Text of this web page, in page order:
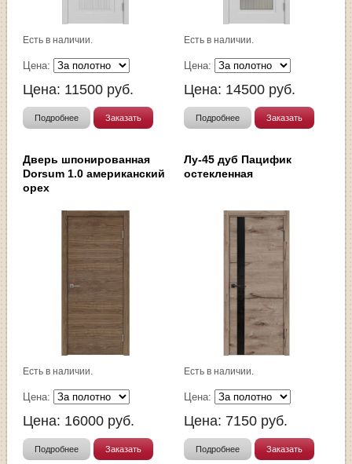
Есть в наличии.
Цена:
Цена: 11500 руб.
Подробнее Заказать
Есть в наличии.
Цена:
Цена: 14500 руб.
Подробнее Заказать
Дверь шпонированная
Dorsum 1.0 американский
орех
Есть в наличии.
Цена:
Цена: 16000 руб.
Подробнее Заказать
Лу-45 дуб Пацифик
остекленная
Есть в наличии.
Цена:
Цена: 7150 руб.
Подробнее Заказать